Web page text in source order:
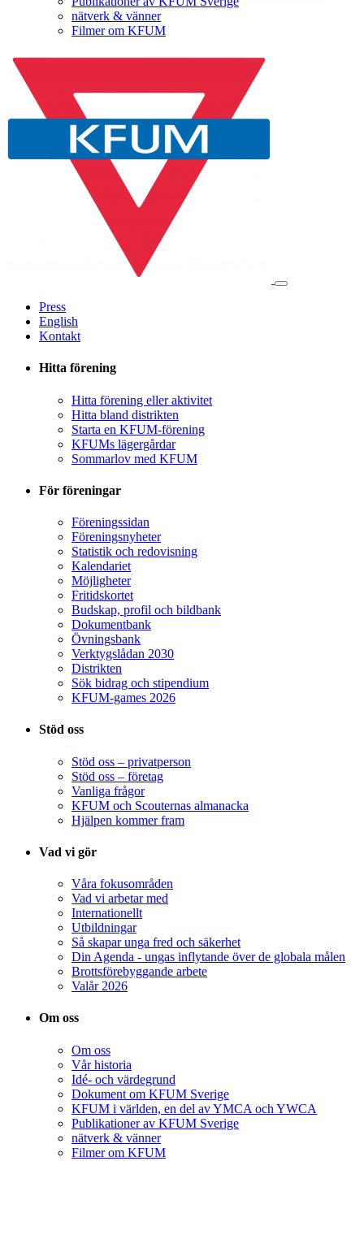
nätverk & vänner
Filmer om KFUM
Press
English
Kontakt
Hitta förening
Hitta förening eller aktivitet
Hitta bland distrikten
Starta en KFUM-förening
KFUMs lägergårdar
Sommarlov med KFUM
För föreningar
Föreningssidan
Föreningsnyheter
Statistik och redovisning
Kalendariet
Möjligheter
Fritidskortet
Budskap, profil och bildbank
Dokumentbank
Övningsbank
Verktygslådan 2030
Distrikten
Sök bidrag och stipendium
KFUM-games 2026
Stöd oss
Stöd oss – privatperson
Stöd oss – företag
Vanliga frågor
KFUM och Scouternas almanacka
Hjälpen kommer fram
Vad vi gör
Våra fokusområden
Vad vi arbetar med
Internationellt
Utbildningar
Så skapar unga fred och säkerhet
Din Agenda - ungas inflytande över de globala målen
Brottsförebyggande arbete
Valår 2026
Om oss
Om oss
Vår historia
Idé- och värdegrund
Dokument om KFUM Sverige
KFUM i världen, en del av YMCA och YWCA
Publikationer av KFUM Sverige
nätverk & vänner
Filmer om KFUM